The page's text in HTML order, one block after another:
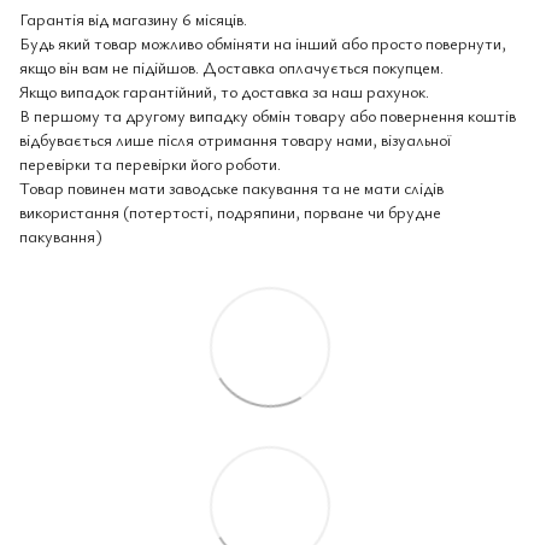
Гарантія від магазину 6 місяців.
Будь який товар можливо обміняти на інший або просто повернути,
якщо він вам не підійшов. Доставка оплачується покупцем.
Якщо випадок гарантійний, то доставка за наш рахунок.
В першому та другому випадку обмін товару або повернення коштів
відбувається лише після отримання товару нами, візуальної
перевірки та перевірки його роботи.
Товар повинен мати заводське пакування та не мати слідів
використання (потертості, подряпини, порване чи брудне
пакування)